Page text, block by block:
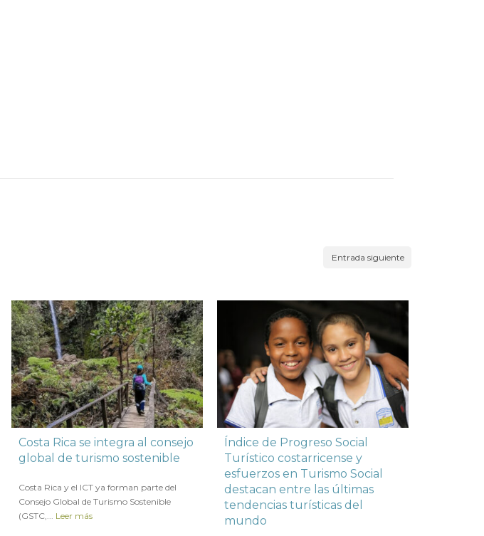
Entrada siguiente
Costa Rica se integra al consejo
global de turismo sostenible
Costa Rica y el ICT ya forman parte del
Consejo Global de Turismo Sostenible
(GSTC,... Leer más
Índice de Progreso Social
Turístico costarricense y
esfuerzos en Turismo Social
destacan entre las últimas
tendencias turísticas del
mundo